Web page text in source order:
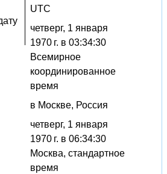
UTC
четверг, 1 января
1970 г. в 03:34:30
Всемирное
координированное
время
в Москве, Россия
четверг, 1 января
1970 г. в 06:34:30
Москва, стандартное
время